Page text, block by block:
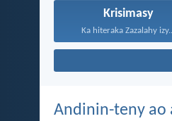
Krisimasy
Ka hiteraka Zazalahy izy...
Andinin-teny ao